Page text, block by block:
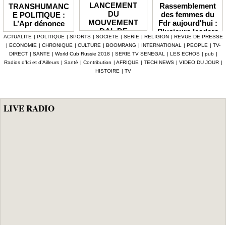
TRANSHUMANC
E POLITIQUE :
L’Apr dénonce
un «
détournement de
la volonté
populaire » et
réclame une
LANCEMENT
DU
MOUVEMENT
DAL DE
BABACAR
MBENGUE :
Aldiouma Sow
«drague» le
maire de Hann
Rassemblement
des femmes du
Fdr aujourd'hui :
Plusieurs leaders
de l'opposition
annoncés
ACTUALITE POLITIQUE SPORTS SOCIETE SERIE RELIGION
REVUE DE PRESSE
ECONOMIE CHRONIQUE CULTURE BOOMRANG INTERNATIONAL PEOPLE
TV-
DIRECT
SANTE World Cub Russie 2018 SERIE TV SENEGAL LES ECHOS pub
Radios d’Ici et d’Ailleurs
Santé Contribution AFRIQUE TECH NEWS VIDEO DU JOUR
HISTOIRE
TV
LIVE RADIO